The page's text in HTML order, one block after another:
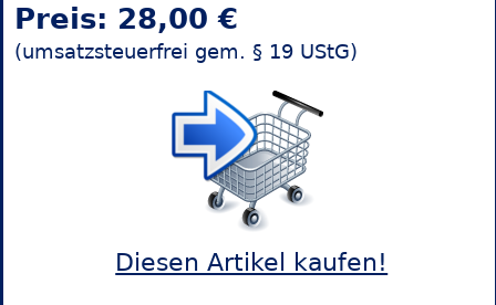
Preis: 28,00 €
(umsatzsteuerfrei gem. § 19 UStG)
Diesen Artikel kaufen!